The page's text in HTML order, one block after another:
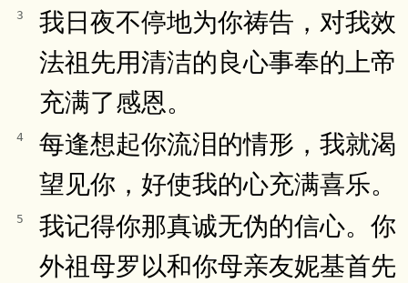
3
我日夜不停地为你祷告，对我效
法祖先用清洁的良心事奉的上帝
充满了感恩。
4
每逢想起你流泪的情形，我就渴
望见你，好使我的心充满喜乐。
5
我记得你那真诚无伪的信心。你
外祖母罗以和你母亲友妮基首先